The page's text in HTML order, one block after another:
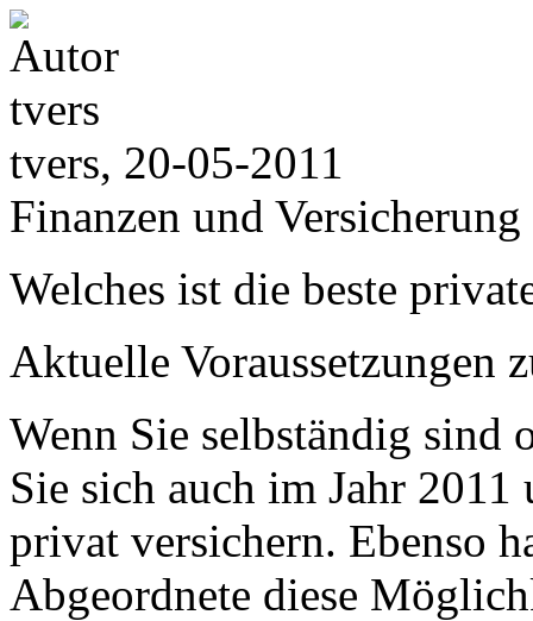
tvers, 20-05-2011
Finanzen und Versicherung
Welches ist die beste
Aktuelle Voraussetzungen
Wenn Sie selbständig sind
Sie sich auch im Jahr
privat versichern. Ebenso
Abgeordnete diese